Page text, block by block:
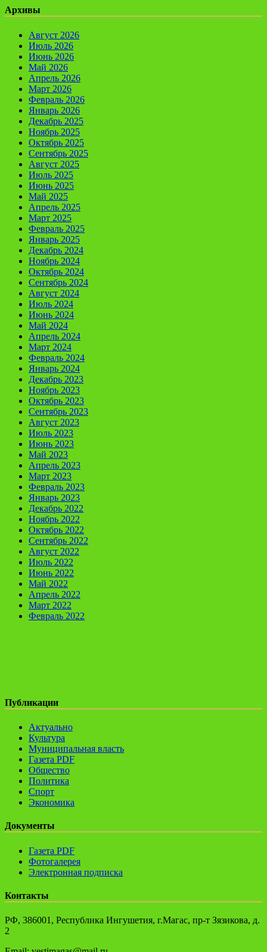
Архивы
Август 2026
Июль 2026
Июнь 2026
Май 2026
Апрель 2026
Март 2026
Февраль 2026
Январь 2026
Декабрь 2025
Ноябрь 2025
Октябрь 2025
Сентябрь 2025
Август 2025
Июль 2025
Июнь 2025
Май 2025
Апрель 2025
Март 2025
Февраль 2025
Январь 2025
Декабрь 2024
Ноябрь 2024
Октябрь 2024
Сентябрь 2024
Август 2024
Июль 2024
Июнь 2024
Май 2024
Апрель 2024
Март 2024
Февраль 2024
Январь 2024
Декабрь 2023
Ноябрь 2023
Октябрь 2023
Сентябрь 2023
Август 2023
Июль 2023
Июнь 2023
Май 2023
Апрель 2023
Март 2023
Февраль 2023
Январь 2023
Декабрь 2022
Ноябрь 2022
Октябрь 2022
Сентябрь 2022
Август 2022
Июль 2022
Июнь 2022
Май 2022
Апрель 2022
Март 2022
Февраль 2022
Публикации
Актуально
Культура
Муниципальная власть
Газета PDF
Общество
Политика
Спорт
Экономика
Документы
Газета PDF
Фотогалерея
Электронная подписка
Контакты
РФ, 386001, Республика Ингушетия, г.Магас, пр-т Зязикова, д.
2